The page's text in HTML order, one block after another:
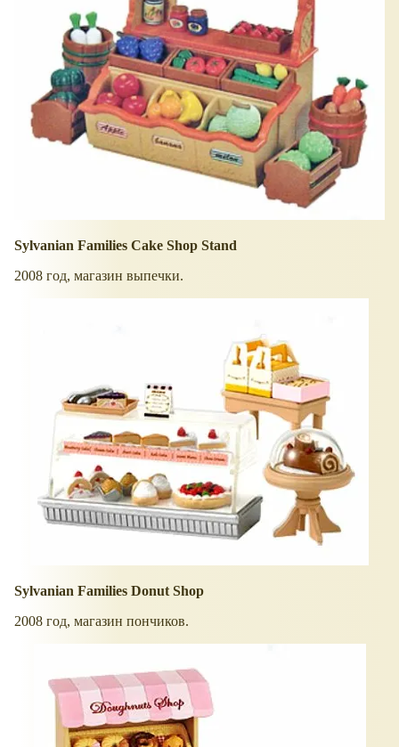
Sylvanian Families Cake Shop Stand
2008 год, магазин выпечки.
Sylvanian Families Donut Shop
2008 год, магазин пончиков.